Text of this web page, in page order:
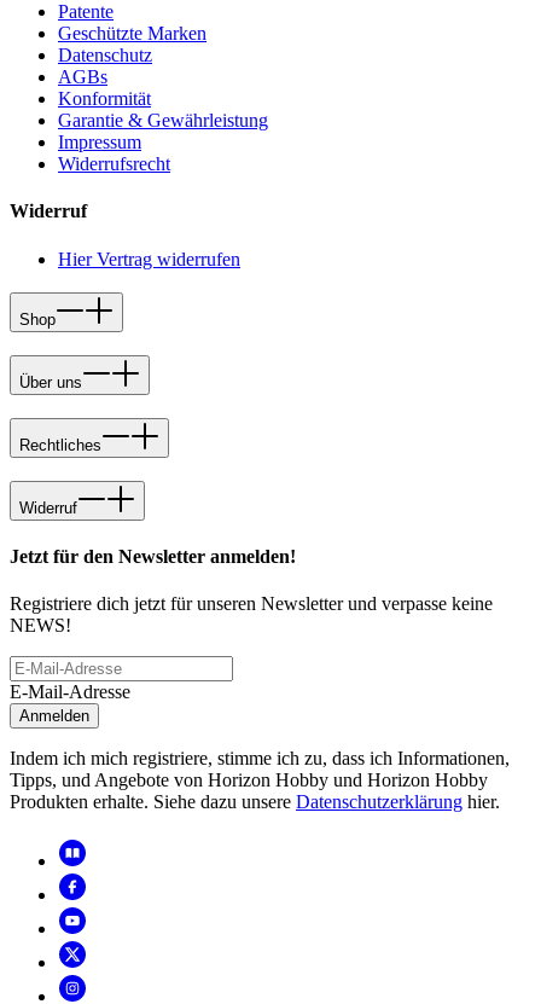
Patente
Geschützte Marken
Datenschutz
AGBs
Konformität
Garantie & Gewährleistung
Impressum
Widerrufsrecht
Widerruf
Hier Vertrag widerrufen
Shop
Über uns
Rechtliches
Widerruf
Jetzt für den Newsletter anmelden!
Registriere dich jetzt für unseren Newsletter und verpasse keine
NEWS!
E-Mail-Adresse
Anmelden
Indem ich mich registriere, stimme ich zu, dass ich Informationen,
Tipps, und Angebote von Horizon Hobby und Horizon Hobby
Produkten erhalte. Siehe dazu unsere Datenschutzerklärung hier.